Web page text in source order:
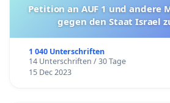
Petition an AUF 1 und andere
gegen den Staat Israel
1 040 Unterschriften
14 Unterschriften / 30 Tage
15 Dec 2023